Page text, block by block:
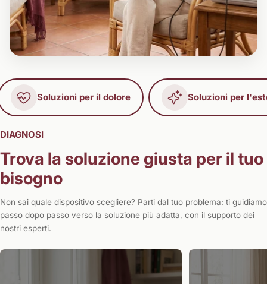
Soluzioni per il dolore Soluzioni per
DIAGNOSI
Trova la soluzione giusta per il tuo
bisogno
Non sai quale dispositivo scegliere? Parti dal tuo problema: ti guidiamo
passo dopo passo verso la soluzione più adatta, con il supporto dei
nostri esperti.